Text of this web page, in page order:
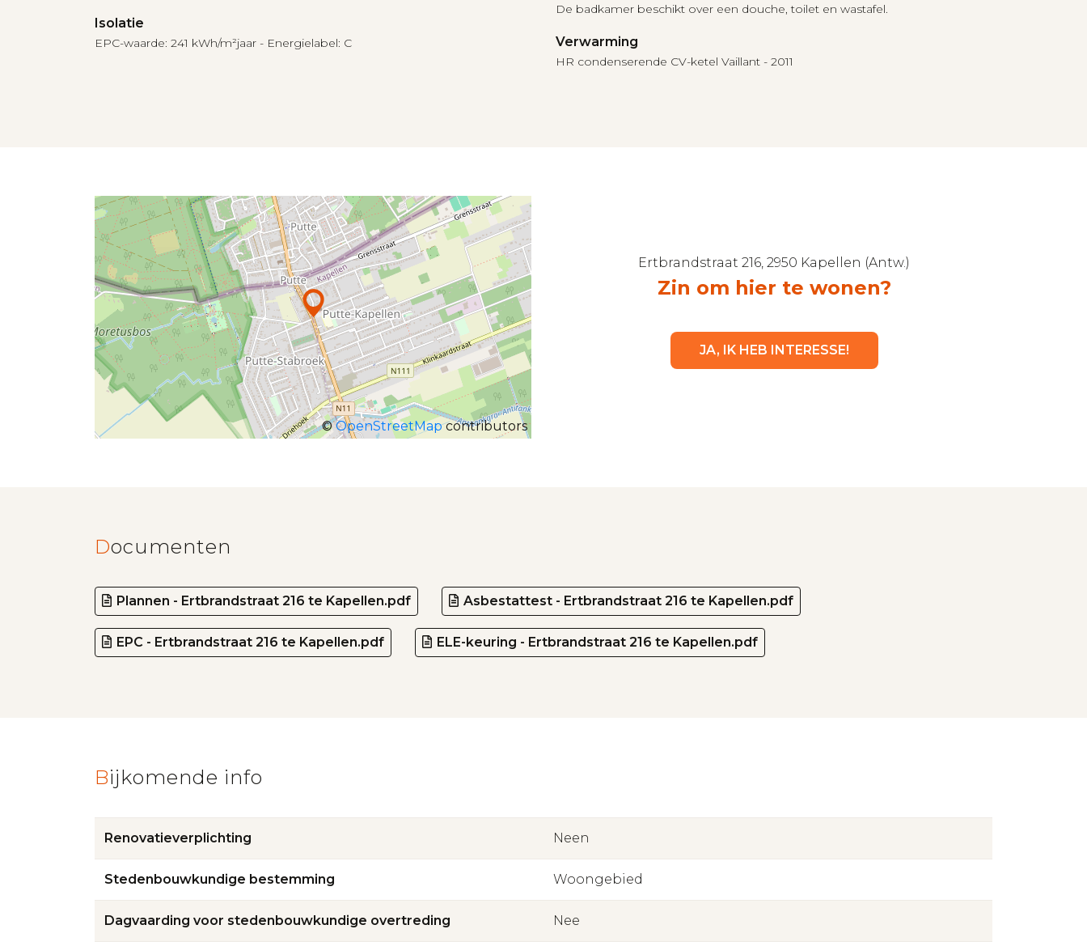
Isolatie
EPC-waarde: 241 kWh/m²jaar - Energielabel: C
De badkamer beschikt over een douche, toilet en wastafel.
Verwarming
HR condenserende CV-ketel Vaillant - 2011
©OpenStreetMapcontributors
Ertbrandstraat 216, 2950 Kapellen (Antw.)
Zin om hier te wonen?
JA, IK HEB INTERESSE!
Documenten
Plannen - Ertbrandstraat 216 te Kapellen.pdf Asbestattest - Ertbrandstraat 216 te Kapellen.pdf
EPC - Ertbrandstraat 216 te Kapellen.pdf ELE-keuring - Ertbrandstraat 216 te Kapellen.pdf
Bijkomende info
Renovatieverplichting Neen
Stedenbouwkundige bestemming Woongebied
Dagvaarding voor stedenbouwkundige overtreding Nee